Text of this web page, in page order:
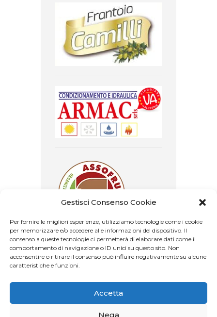
Gestisci Consenso Cookie
Per fornire le migliori esperienze, utilizziamo tecnologie come i cookie
per memorizzare e/o accedere alle informazioni del dispositivo. Il
consenso a queste tecnologie ci permetterà di elaborare dati come il
comportamento di navigazione o ID unici su questo sito. Non
acconsentire o ritirare il consenso può influire negativamente su alcune
caratteristiche e funzioni.
Accetta
Nega